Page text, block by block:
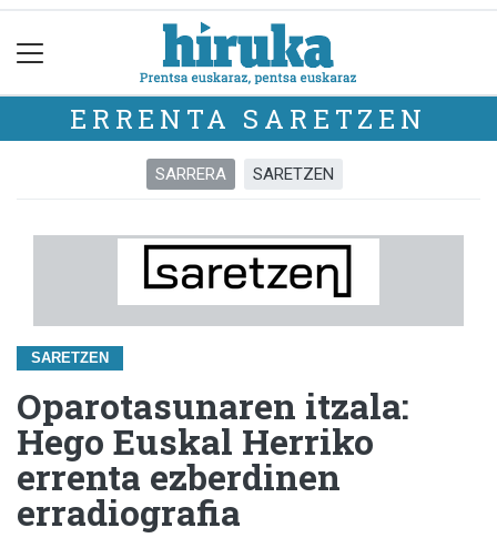
ERRENTA SARETZEN
SARRERA SARETZEN
SARETZEN
Oparotasunaren itzala:
Hego Euskal Herriko
errenta ezberdinen
erradiografia